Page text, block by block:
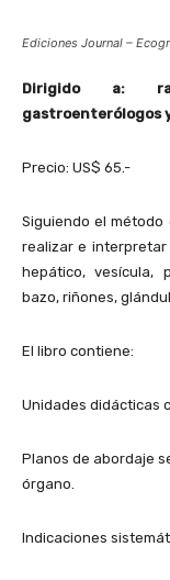
Ediciones Journal –
Dirigido a:
gastroenterólogos
Precio: US$ 65.-
Siguiendo el método
realizar e interpretar
hepático, vesícula,
bazo, riñones,
El libro contiene:
Unidades didácticas
Planos de abordaje
órgano.
Indicaciones